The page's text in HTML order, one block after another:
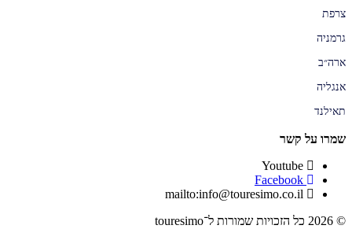
צרפת
גרמניה
ארה״ב
אנגליה
תאילנד
שמרו על קשר
Youtube
Facebook
mailto:info@touresimo.co.il
© 2026 כל הזכויות שמורות ל־touresimo